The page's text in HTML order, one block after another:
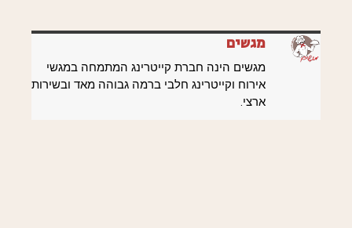
מגשים
מגשים הינה חברת קייטרינג המתמחה במגשי
אירוח וקייטרינג חלבי ברמה גבוהה מאד ובשירות
ארצי.